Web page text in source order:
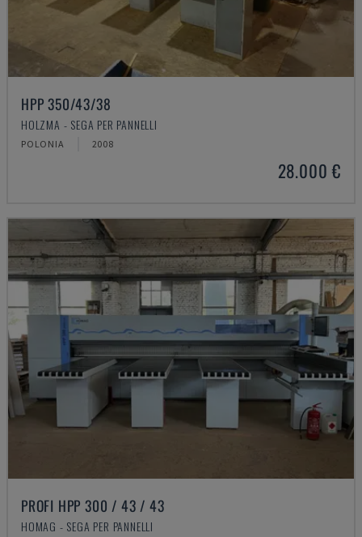
HPP 350/43/38
HOLZMA - SEGA PER PANNELLI
POLONIA 2008
28.000 €
PROFI HPP 300 / 43 / 43
HOMAG - SEGA PER PANNELLI